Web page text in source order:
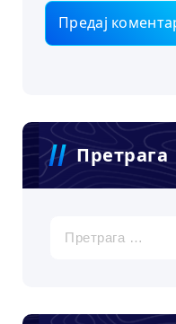
Претрага